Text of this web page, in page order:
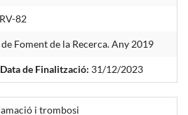
82
Foment de la Recerca. Any 2019
Data de Finalització: 31/12/2023
i trombosi